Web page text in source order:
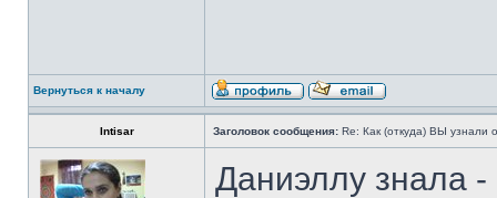
Вернуться к началу
Intisar Заголовок сообщения: Re: Как (откуда) ВЫ узнали
Даниэллу знала